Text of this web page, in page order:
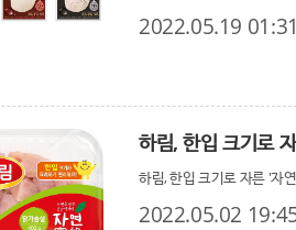
2022.05.19
하림, 한입 크기로
하림, 한입 크기로 자른 '자
2022.05.02